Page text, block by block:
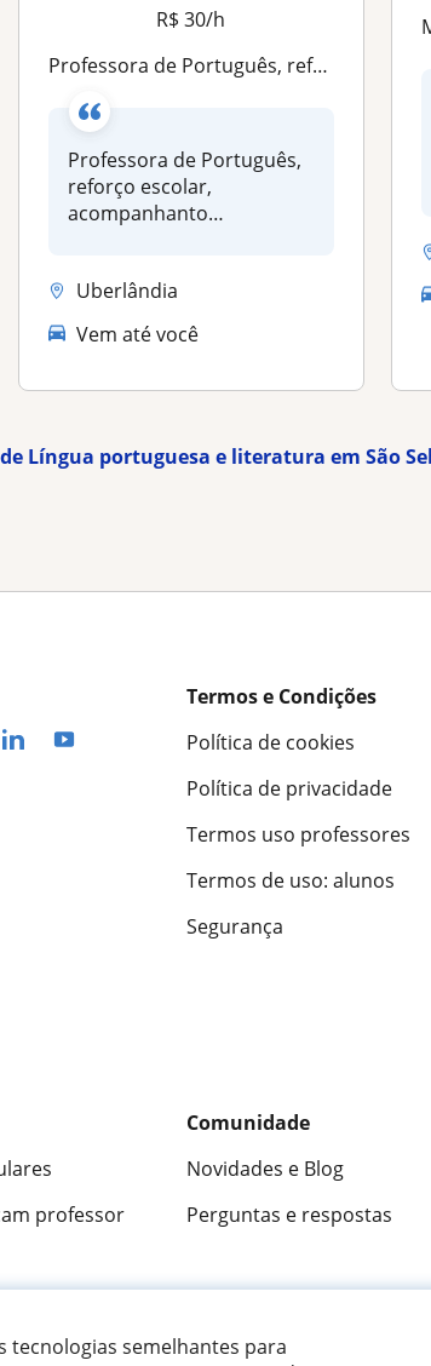
tecnologias semelhantes para
R$ 30/h
Professora de Português, reforço escolar, acompanhanto pedagógico
Professora de Português,
reforço escolar,
acompanhanto
Uberlândia
Vem até você
Língua portuguesa e literatura em São
Termos e Condições
Política de cookies
Política de privacidade
Termos uso professores
Termos de uso: alunos
Segurança
professor
Comunidade
Novidades e Blog
Perguntas e respostas